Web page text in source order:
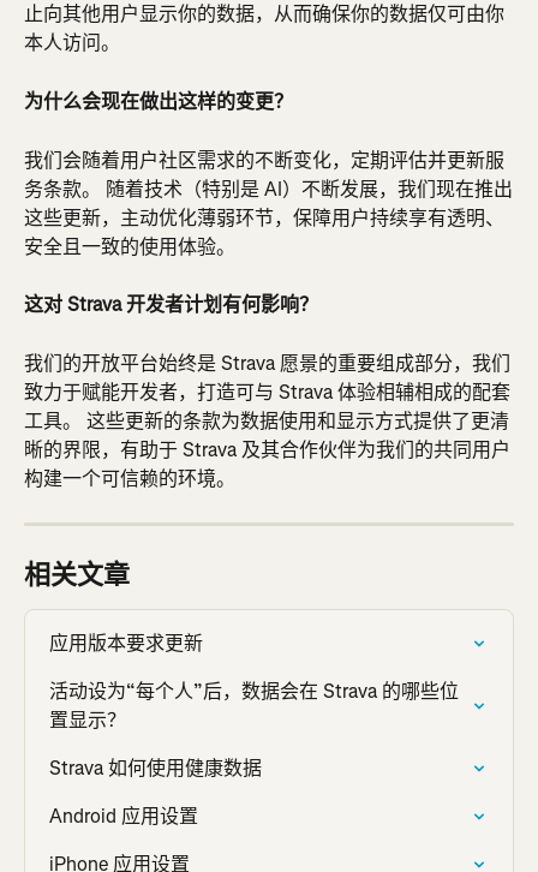
止向其他用户显示你的数据，从而确保你的数据仅可由你
本人访问。
为什么会现在做出这样的变更？
我们会随着用户社区需求的不断变化，定期评估并更新服
务条款。 随着技术（特别是 AI）不断发展，我们现在推出
这些更新，主动优化薄弱环节，保障用户持续享有透明、
安全且一致的使用体验。
这对 Strava 开发者计划有何影响？
我们的开放平台始终是 Strava 愿景的重要组成部分，我们
致力于赋能开发者，打造可与 Strava 体验相辅相成的配套
工具。 这些更新的条款为数据使用和显示方式提供了更清
晰的界限，有助于 Strava 及其合作伙伴为我们的共同用户
构建一个可信赖的环境。
相关文章
应用版本要求更新
活动设为“每个人”后，数据会在 Strava 的哪些位
置显示？
Strava 如何使用健康数据
Android 应用设置
iPhone 应用设置